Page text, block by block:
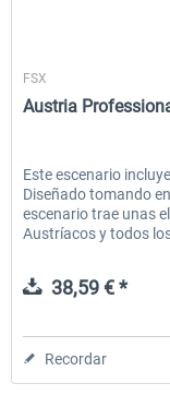
FSX
Austria
Este escenario
Diseñado tomando
escenario trae unas
Austríacos y todos
38,59 € *
Recordar